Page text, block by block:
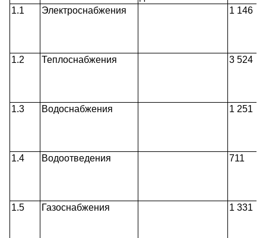
1.1
Электроснабжения 1 146
1.2 Теплоснабжения 3 524
1.3 Водоснабжения 1 251
1.4 Водоотведения 711
1.5 Газоснабжения 1 331